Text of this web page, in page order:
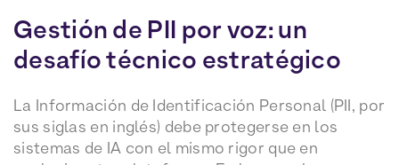
Gestión de PII por voz: un
desafío técnico estratégico
La Información de Identificación Personal (PII, por
sus siglas en inglés) debe protegerse en los
sistemas de IA con el mismo rigor que en